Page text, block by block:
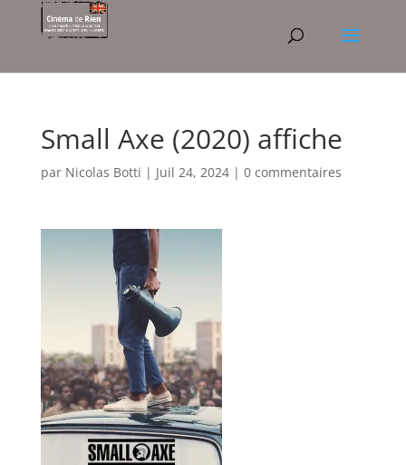
Small Axe (2020) affiche
par Nicolas Botti | Juil 24, 2024| 0 commentaires